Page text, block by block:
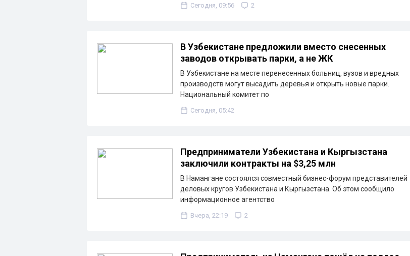
Сегодня, 09:56 2
В Узбекистане предложили вместо снесенных
заводов открывать парки, а не ЖК
В Узбекистане на месте перенесенных больниц, вузов и вредных
производств могут высадить деревья и открыть новые парки.
Национальный комитет по
Сегодня, 05:42
Предприниматели Узбекистана и Кыргызстана
заключили контракты на $3,25 млн
В Намангане состоялся совместный бизнес-форум представителей
деловых кругов Узбекистана и Кыргызстана. Об этом сообщило
информационное агентство
Вчера, 22:19 2